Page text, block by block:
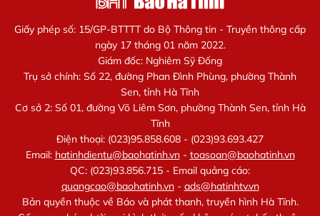
Giấy phép số: 15/GP-BTTTT do Bộ Thông tin - Truyền thông cấp
ngày 17 tháng 01 năm 2022.
Giám đốc: Nghiêm Sỹ Đống
Trụ sở chính: Số 22, đường Phan Đình Phùng, phường Thành
Sen, tỉnh Hà Tĩnh
Cơ sở 2: Số 01, đường Võ Liêm Sơn, phường Thành Sen, tỉnh Hà
Tĩnh
Điện thoại: (023)95.858.608 - (023)93.693.427
Email: hatinhdientu@baohatinh.vn- toasoan@baohatinh.vn
QC: (023)93.856.715 - Email quảng cáo:
quangcao@baohatinh.vn- ads@hatinhtv.vn
Bản quyền thuộc về Báo và phát thanh, truyền hình Hà Tĩnh.